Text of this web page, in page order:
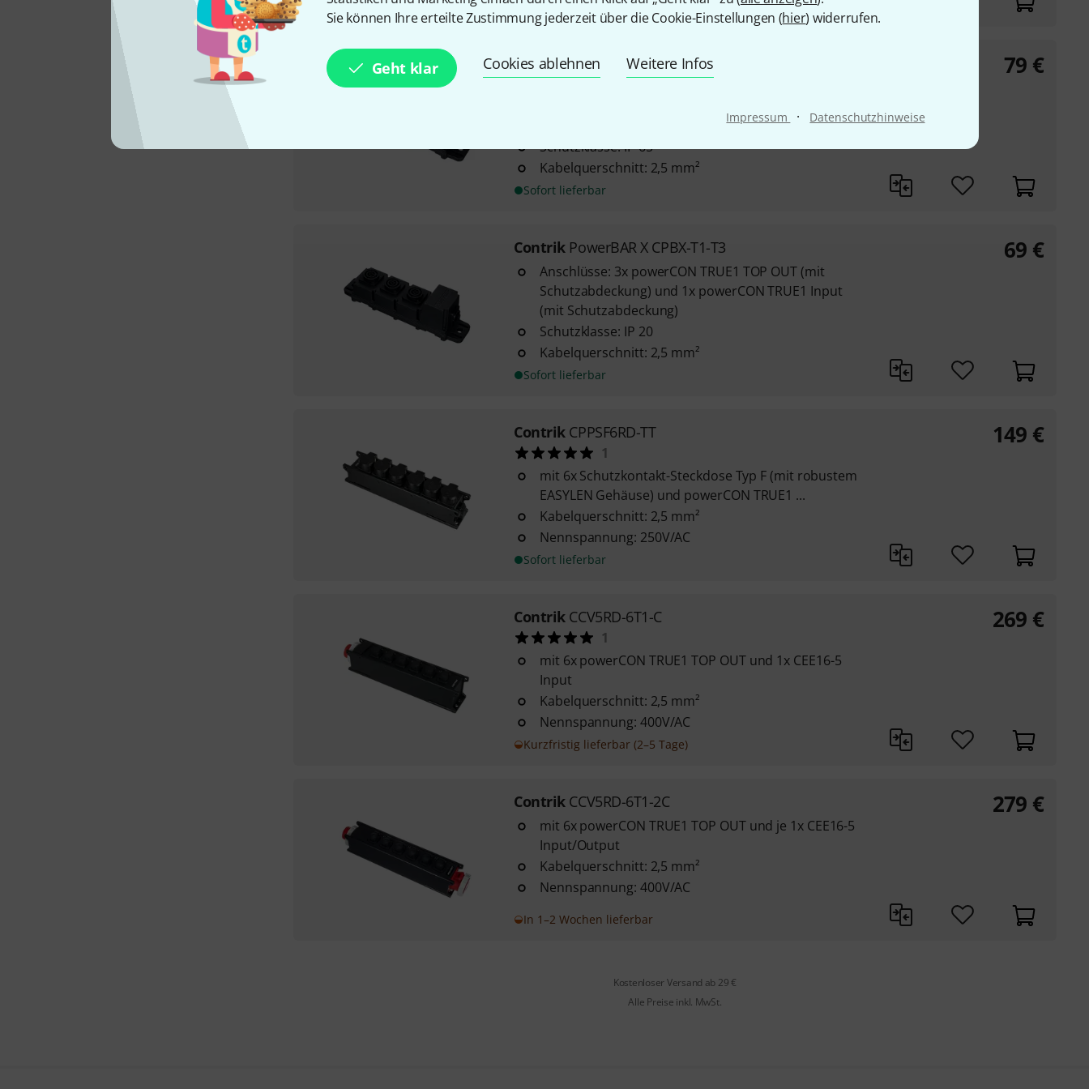
Sie können Ihre erteilte Zustimmung jederzeit über die Cookie-Einstellungen (hier) widerrufen.
Geht klar Cookies ablehnen Weitere Infos
Impressum · Datenschutzhinweise
Sofort lieferbar
ContrikPowerBAR XO CPB-T1-T3-NNSC
Schutzklasse: IP 65
Kabelquerschnitt: 2,5 mm²
Sofort lieferbar
79 €
Contrik PowerBAR X CPBX-T1-T3
Anschlüsse: 3x powerCON TRUE1 TOP OUT (mit
Schutzabdeckung) und 1x powerCON TRUE1 Input
(mit Schutzabdeckung)
Schutzklasse: IP 20
Kabelquerschnitt: 2,5 mm²
Sofort lieferbar
69 €
Contrik CPPSF6RD-TT
1
mit 6x Schutzkontakt-Steckdose Typ F (mit robustem
EASYLEN Gehäuse) und powerCON TRUE1 ...
Kabelquerschnitt: 2,5 mm²
Nennspannung: 250V/AC
Sofort lieferbar
149 €
Contrik CCV5RD-6T1-C
1
mit 6x powerCON TRUE1 TOP OUT und 1x CEE16-5
Input
Kabelquerschnitt: 2,5 mm²
Nennspannung: 400V/AC
Kurzfristig lieferbar (2–5 Tage)
269 €
Contrik CCV5RD-6T1-2C
mit 6x powerCON TRUE1 TOP OUT und je 1x CEE16-5
Input/Output
Kabelquerschnitt: 2,5 mm²
Nennspannung: 400V/AC
In 1–2 Wochen lieferbar
279 €
Kostenloser Versand ab 29 €
Alle Preise inkl. MwSt.